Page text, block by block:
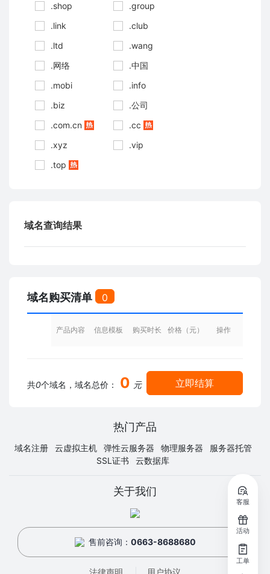
.shop
.group
.link
.club
.ltd
.wang
.网络
.中国
.mobi
.info
.biz
.公司
.com.cn
.cc
.xyz
.vip
.top
域名查询结果
域名购买清单 0
产品内容 信息模板 购买时长 价格（元） 操作
共0个域名，域名总价： 0 元 立即结算
热门产品
域名注册 云虚拟主机 弹性云服务器 物理服务器
服务器托管
SSL证书
云数据库
关于我们
售前咨询： 0663-8688680
法律声明 用户协议
客服
活动
工单